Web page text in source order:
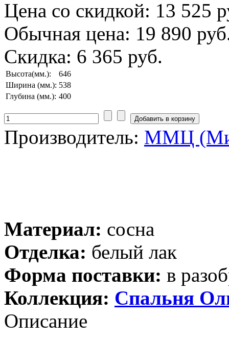
Цена со скидкой: 13 525
Обычная цена: 19 890
Скидка: 6 365 руб.
Высота(мм.):
646
Ширина (мм.): 538
Глубина (мм.): 400
Производитель: ММЦ
Материал: сосна
Отделка: белый лак
Форма поставки: в
Коллекция: Спальня
Описание